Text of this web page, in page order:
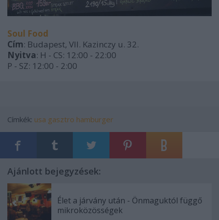
Soul Food
Cím: Budapest, VII. Kazinczy u. 32.
Nyitva: H - CS: 12:00 - 22:00
P - SZ: 12:00 - 2:00
Címkék: usa gasztro hamburger
Ajánlott bejegyzések:
Élet a járvány után - Önmaguktól függő
mikroközösségek